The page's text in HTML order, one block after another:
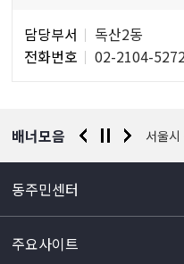
당
자
담당부서
독산2동
전화번호
02-2104-5272
배너모음
찰청 유실물 통합포털 서울
동주민센터
주요사이트